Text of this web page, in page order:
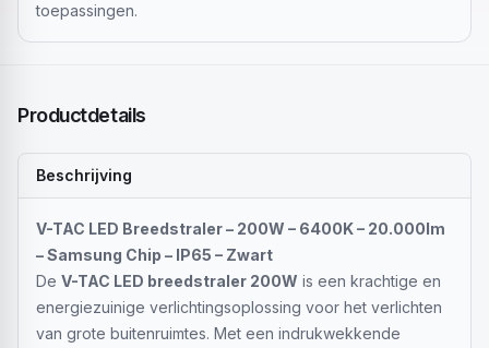
toepassingen.
Productdetails
Beschrijving
V-TAC LED Breedstraler – 200W – 6400K – 20.000lm
– Samsung Chip – IP65 – Zwart
De V-TAC LED breedstraler 200W is een krachtige en
energiezuinige verlichtingsoplossing voor het verlichten
van grote buitenruimtes. Met een indrukwekkende